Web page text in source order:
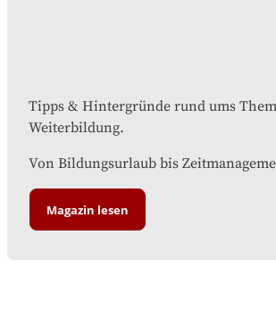
Tipps & Hintergründe rund ums
Weiterbildung.
Von Bildungsurlaub bis
Magazin lesen